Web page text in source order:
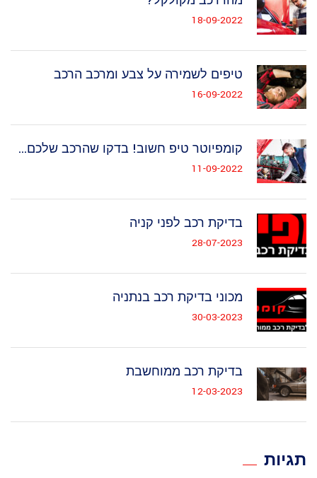
18-09-2022
טיפים לשמירה על צבע ומרכב הרכב
16-09-2022
קומפיוטר טיפ חשוב! בדקו שהרכב שלכם...
11-09-2022
בדיקת רכב לפני קניה
28-07-2023
מכוני בדיקת רכב בנתניה
30-03-2023
בדיקת רכב ממוחשבת
12-03-2023
תגיות